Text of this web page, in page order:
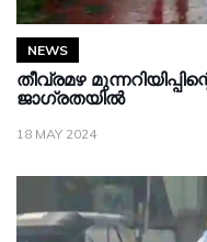
NEWS
തീവ്രമഴ
ജാഗ്രതയിൽ
18 MAY 2024